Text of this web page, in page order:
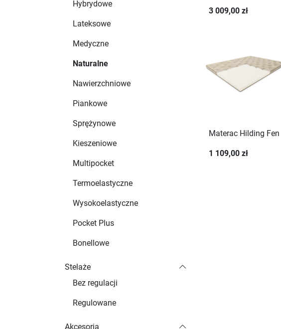
Hybrydowe
Lateksowe
Medyczne
Naturalne
Nawierzchniowe
Piankowe
Sprężynowe
Kieszeniowe
Multipocket
Termoelastyczne
Wysokoelastyczne
Pocket Plus
Bonellowe
Stelaże
Bez regulacji
Regulowane
Akcesoria
3 009,00 zł
Materac Hilding Fen
1 109,00 zł